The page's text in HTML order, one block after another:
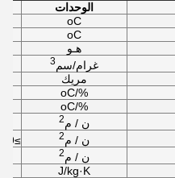
الوحدات
oC
oC
هـو
غرام/سم 3
مريك
%/oC
%/oC
ن / م2
ن / م2
≥6.9×10
ن / م2
J/kg·K